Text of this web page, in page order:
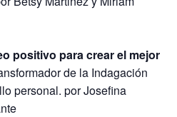
positivo para crear el mejor
de la Indagación
personal. por Josefina